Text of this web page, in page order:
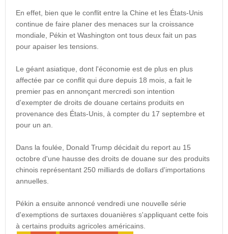
En effet, bien que le conflit entre la Chine et les États-Unis
continue de faire planer des menaces sur la croissance
mondiale, Pékin et Washington ont tous deux fait un pas
pour apaiser les tensions.
Le géant asiatique, dont l'économie est de plus en plus
affectée par ce conflit qui dure depuis 18 mois, a fait le
premier pas en annonçant mercredi son intention
d'exempter de droits de douane certains produits en
provenance des États-Unis, à compter du 17 septembre et
pour un an.
Dans la foulée, Donald Trump décidait du report au 15
octobre d'une hausse des droits de douane sur des produits
chinois représentant 250 milliards de dollars d'importations
annuelles.
Pékin a ensuite annoncé vendredi une nouvelle série
d'exemptions de surtaxes douanières s'appliquant cette fois
à certains produits agricoles américains.